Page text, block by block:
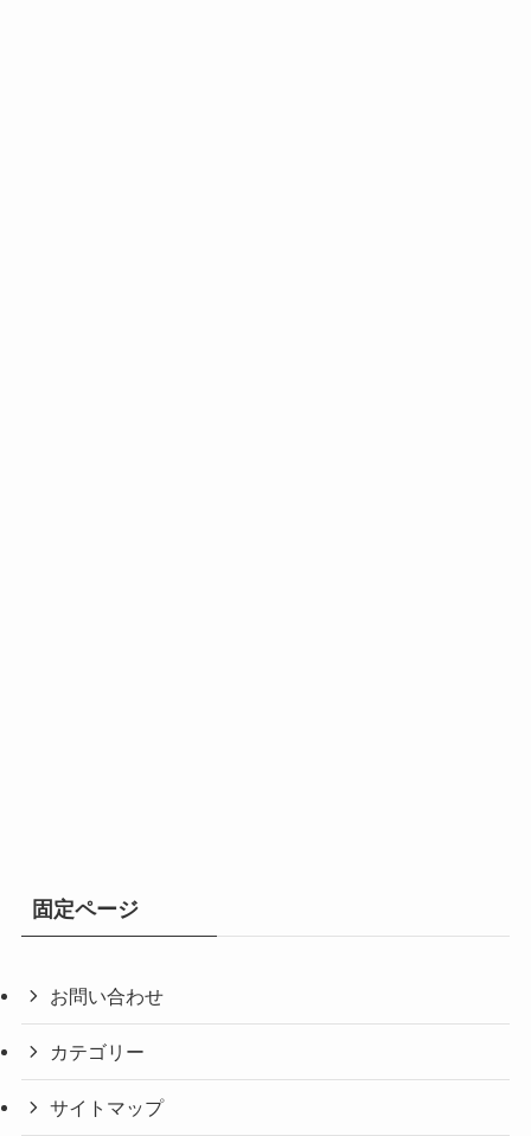
固定ページ
お問い合わせ
カテゴリー
サイトマップ